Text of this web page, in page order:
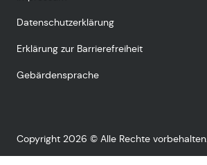
Datenschutzerklärung
Erklärung zur Barrierefreiheit
Gebärdensprache
Copyright 2026 © Alle Rechte vorbehalten.